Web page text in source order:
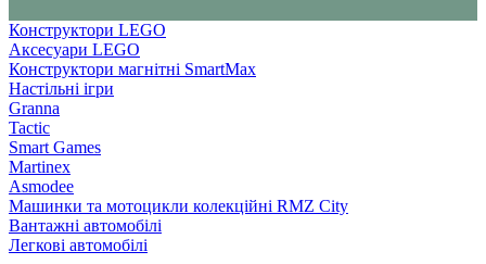
Конструктори LEGO
Аксесуари LEGO
Конструктори магнітні SmartMax
Настільні ігри
Granna
Tactic
Smart Games
Martinex
Asmodee
Машинки та мотоцикли колекційні RMZ City
Вантажні автомобілі
Легкові автомобілі